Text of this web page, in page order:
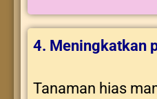
4. Meningkatkan
Tanaman hias